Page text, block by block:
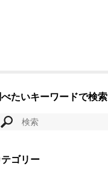
たいキーワードで検索
ゴリー